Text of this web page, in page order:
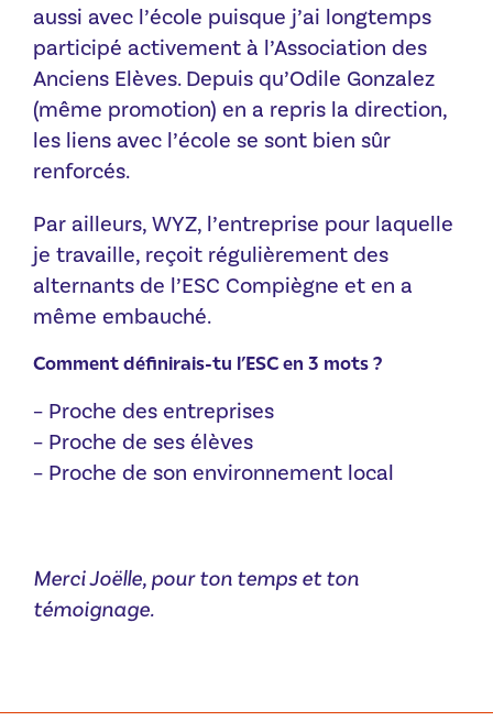
aussi avec l’école puisque j’ai longtemps
participé activement à l’Association des
Anciens Elèves. Depuis qu’Odile Gonzalez
(même promotion) en a repris la direction,
les liens avec l’école se sont bien sûr
renforcés.
Par ailleurs, WYZ, l’entreprise pour laquelle
je travaille, reçoit régulièrement des
alternants de l’ESC Compiègne et en a
même embauché.
Comment définirais-tu l’ESC en 3 mots ?
– Proche des entreprises
– Proche de ses élèves
– Proche de son environnement local
Merci Joëlle, pour ton temps et ton
témoignage.